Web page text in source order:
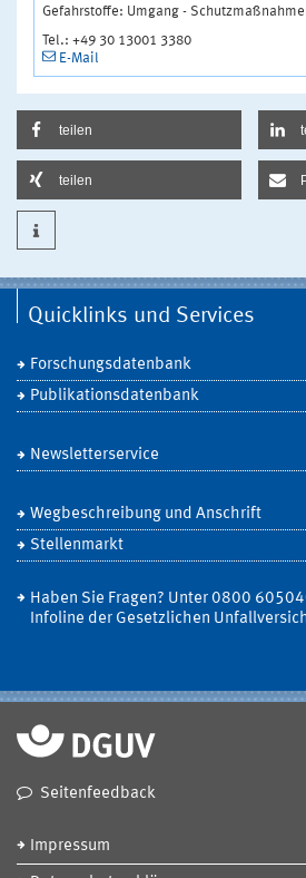
Gefahrstoffe: Umgang -
Tel.: +49 30 13001 3380
E-Mail
teilen
teilen
Quicklinks und Services
Forschungsdatenbank
Publikationsdatenbank
Newsletterservice
Wegbeschreibung und Anschrift
Stellenmarkt
Haben Sie Fragen? Unter 0800
Infoline der Gesetzlichen
Seitenfeedback
Impressum